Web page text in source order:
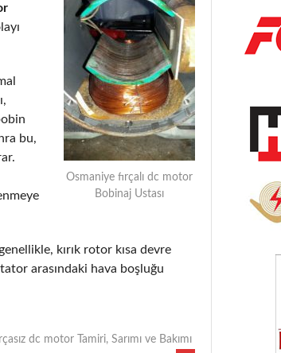
Osmaniye fırçalı dc motor
Bobinaj Ustası
bu,
kırık rotor kısa devre
arasındaki hava boşluğu
dc motor Tamiri, Sarımı ve Bakımı